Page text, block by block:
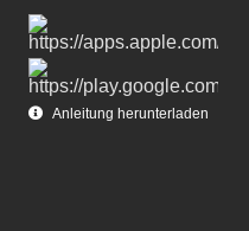
Anleitung herunterladen